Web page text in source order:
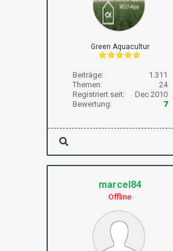
Green Aquacultur
Beiträge:
1.311
Themen:
24
Registriert seit:
Dec 2010
Bewertung:
7
marcel84
Offline